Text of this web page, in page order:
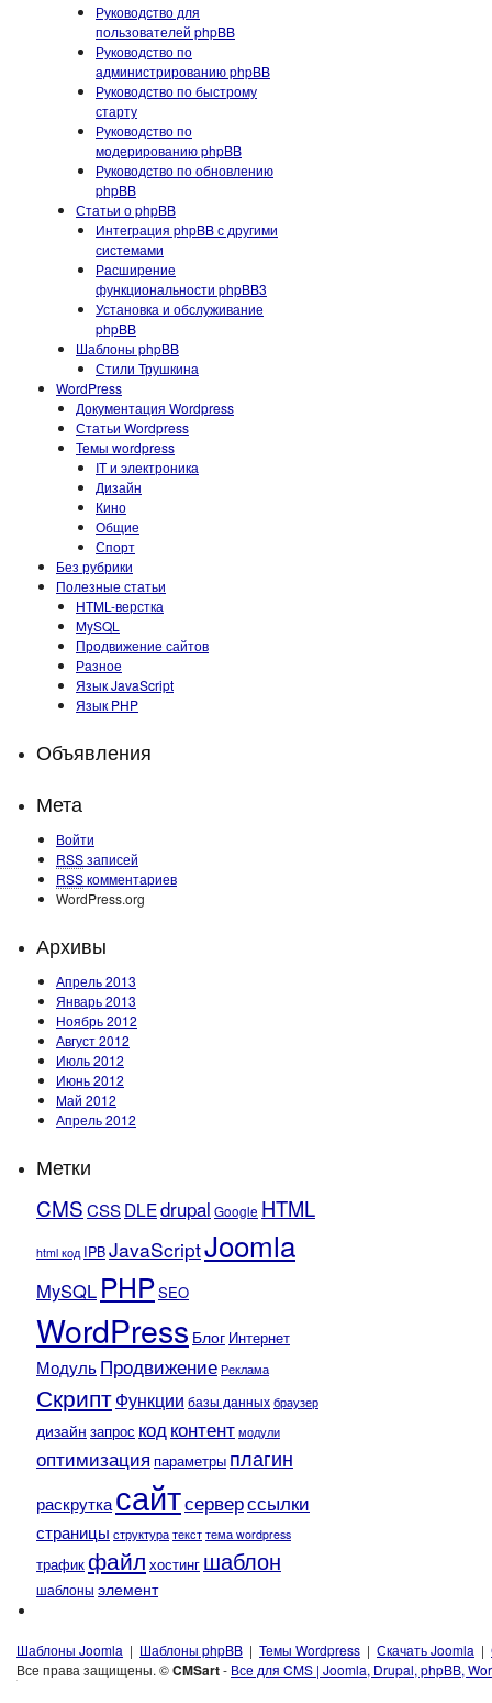
Руководство для
пользователей phpBB
Руководство по
администрированию phpBB
Руководство по быстрому
старту
Руководство по
модерированию phpBB
Руководство по обновлению
phpBB
Статьи о phpBB
Интеграция phpBB с другими
системами
Расширение
функциональности phpBB3
Установка и обслуживание
phpBB
Шаблоны phpBB
Стили Трушкина
WordPress
Документация Wordpress
Статьи Wordpress
Темы wordpress
IT и электроника
Дизайн
Кино
Общие
Спорт
Без рубрики
Полезные статьи
HTML-верстка
MySQL
Продвижение сайтов
Разное
Язык JavaScript
Язык PHP
Объявления
Мета
Войти
RSSзаписей
RSSкомментариев
WordPress.org
Архивы
Апрель 2013
Январь 2013
Ноябрь 2012
Август 2012
Июль 2012
Июнь 2012
Май 2012
Апрель 2012
Метки
CMSCSSDLEdrupal Google HTML
html код IPBJavaScriptJoomla
MySQL PHPSEO
WordPress Блог Интернет
МодульПродвижение Реклама
СкриптФункции базы данных браузер
дизайн запрос кодконтент модули
оптимизация параметры плагин
раскруткасайтсерверссылки
страницы структура текст тема wordpress
трафикфайл хостинг шаблон
шаблоны элемент
Шаблоны Joomla | Шаблоны phpBB | Темы Wordpress | Скачать Joomla |
Все права защищены. ©CMSart- Все для CMS | Joomla, Drupal, phpBB,